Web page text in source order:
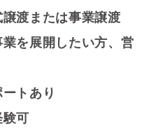
渡または事業譲渡
を展開したい方、営
トあり
可